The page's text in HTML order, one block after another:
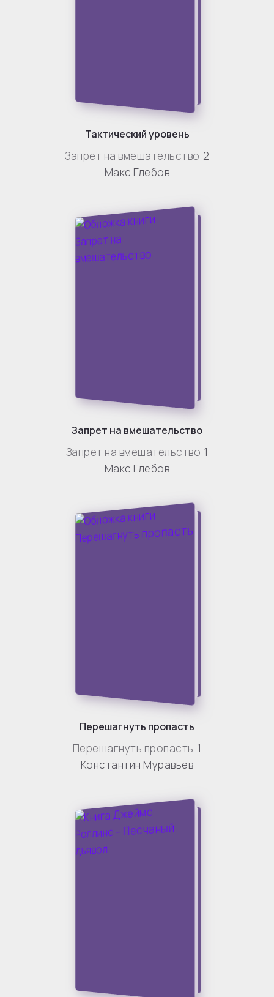
Тактический уровень
Запрет на вмешательство 2
Макс Глебов
Запрет на вмешательство
Запрет на вмешательство 1
Макс Глебов
Перешагнуть пропасть
Перешагнуть пропасть 1
Константин Муравьёв